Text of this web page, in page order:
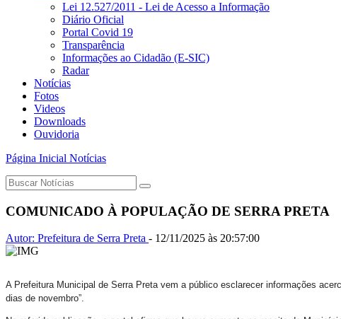
Lei 12.527/2011 - Lei de Acesso a Informação
Diário Oficial
Portal Covid 19
Transparência
Informações ao Cidadão (E-SIC)
Radar
Notícias
Fotos
Videos
Downloads
Ouvidoria
Página Inicial Notícias
COMUNICADO À POPULAÇÃO DE SERRA PRETA
Autor: Prefeitura de Serra Preta - 12/11/2025 às 20:57:00
A Prefeitura Municipal de Serra Preta vem a público esclarecer informações
dias de novembro”.